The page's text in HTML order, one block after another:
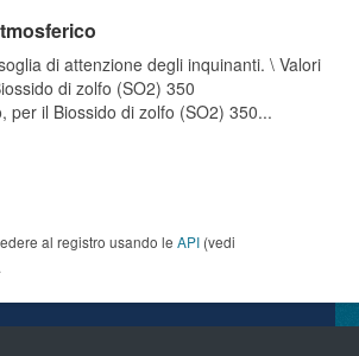
di attenzione degli inquinanti. \ Valori
di zolfo (SO2) 350
per il Biossido di zolfo (SO2) 350...
al registro usando le API (vedi